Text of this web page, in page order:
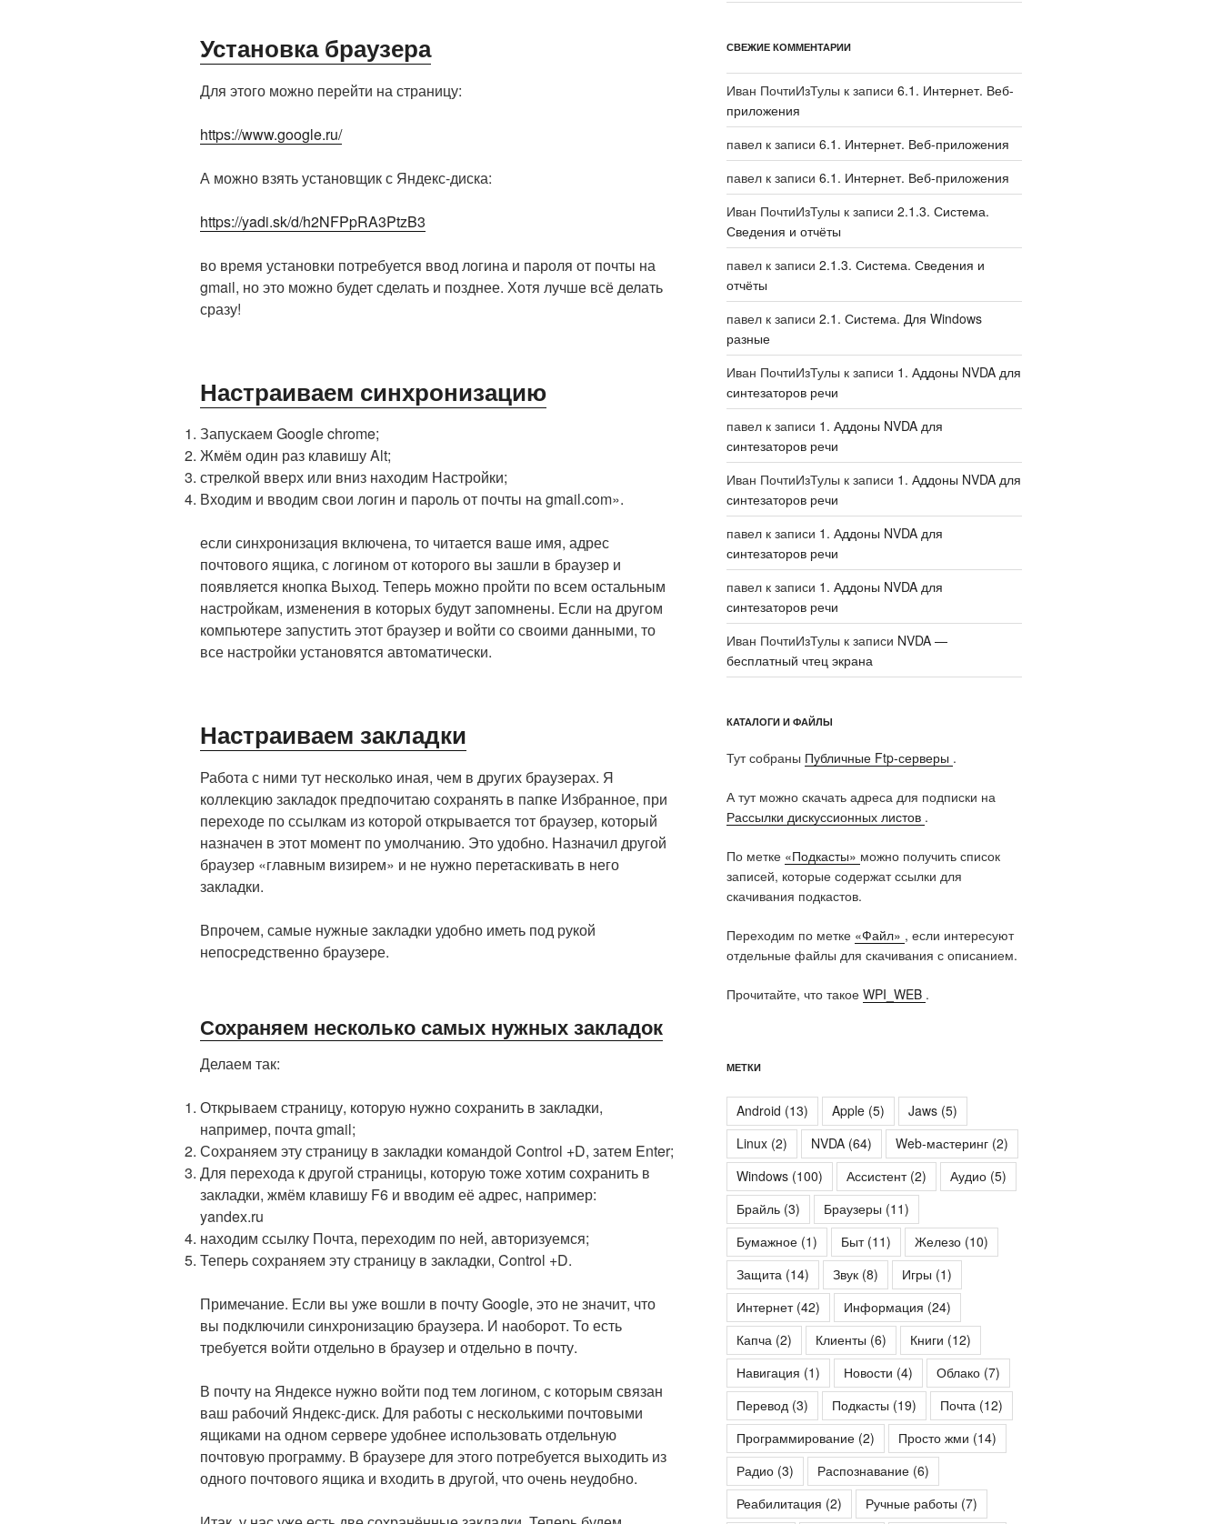
Установка браузера
Для этого можно перейти на страницу:
https://www.google.ru/
А можно взять установщик с Яндекс-диска:
https://yadi.sk/d/h2NFPpRA3PtzB3
во время установки потребуется ввод логина и пароля от почты на
gmail, но это можно будет сделать и позднее. Хотя лучше всё делать
сразу!
Настраиваем синхронизацию
Запускаем Google chrome;
Жмём один раз клавишу Alt;
стрелкой вверх или вниз находим Настройки;
Входим и вводим свои логин и пароль от почты на gmail.com».
если синхронизация включена, то читается ваше имя, адрес
почтового ящика, с логином от которого вы зашли в браузер и
появляется кнопка Выход. Теперь можно пройти по всем остальным
настройкам, изменения в которых будут запомнены. Если на другом
компьютере запустить этот браузер и войти со своими данными, то
все настройки установятся автоматически.
Настраиваем закладки
Работа с ними тут несколько иная, чем в других браузерах. Я
коллекцию закладок предпочитаю сохранять в папке Избранное, при
переходе по ссылкам из которой открывается тот браузер, который
назначен в этот момент по умолчанию. Это удобно. Назначил другой
браузер «главным визирем» и не нужно перетаскивать в него
закладки.
Впрочем, самые нужные закладки удобно иметь под рукой
непосредственно браузере.
Сохраняем несколько самых нужных закладок
Делаем так:
Открываем страницу, которую нужно сохранить в закладки,
например, почта gmail;
Сохраняем эту страницу в закладки командой Control +D, затем Enter;
Для перехода к другой страницы, которую тоже хотим сохранить в
закладки, жмём клавишу F6 и вводим её адрес, например:
yandex.ru
находим ссылку Почта, переходим по ней, авторизуемся;
Теперь сохраняем эту страницу в закладки, Control +D.
Примечание. Если вы уже вошли в почту Google, это не значит, что
вы подключили синхронизацию браузера. И наоборот. То есть
требуется войти отдельно в браузер и отдельно в почту.
В почту на Яндексе нужно войти под тем логином, с которым связан
ваш рабочий Яндекс-диск. Для работы с несколькими почтовыми
ящиками на одном сервере удобнее использовать отдельную
почтовую программу. В браузере для этого потребуется выходить из
одного почтового ящика и входить в другой, что очень неудобно.
СВЕЖИЕ КОММЕНТАРИИ
Иван ПочтиИзТулы к записи 6.1. Интернет. Веб-
приложения
павелк записи 6.1. Интернет. Веб-приложения
павелк записи 6.1. Интернет. Веб-приложения
Иван ПочтиИзТулы к записи 2.1.3. Система.
Сведения и отчёты
павелк записи 2.1.3. Система. Сведения и
отчёты
павелк записи 2.1. Система. Для Windows
разные
Иван ПочтиИзТулы к записи 1. Аддоны NVDA для
синтезаторов речи
павелк записи 1. Аддоны NVDA для
синтезаторов речи
Иван ПочтиИзТулы к записи 1. Аддоны NVDA для
синтезаторов речи
павелк записи 1. Аддоны NVDA для
синтезаторов речи
павелк записи 1. Аддоны NVDA для
синтезаторов речи
Иван ПочтиИзТулы к записи NVDA —
бесплатный чтец экрана
КАТАЛОГИ И ФАЙЛЫ
Тут собраны Публичные Ftp-серверы .
А тут можно скачать адреса для подписки на
Рассылки дискуссионных листов .
По метке «Подкасты» можно получить список
записей, которые содержат ссылки для
скачивания подкастов.
Переходим по метке «Файл» , если интересуют
отдельные файлы для скачивания с описанием.
Прочитайте, что такое WPI_WEB .
МЕТКИ
Android (13) Apple(5) Jaws(5)
Linux(2) NVDA(64) Web-мастеринг(2)
Windows(100) Ассистент(2) Аудио(5)
Брайль(3) Браузеры (11)
Бумажное(1) Быт(11) Железо(10)
Защита(14) Звук(8) Игры (1)
Интернет(42) Информация (24)
Капча(2) Клиенты (6) Книги (12)
Навигация (1) Новости (4) Облако(7)
Перевод(3) Подкасты (19) Почта(12)
Программирование(2) Просто жми (14)
Радио(3) Распознавание(6)
Реабилитация (2) Ручные работы (7)